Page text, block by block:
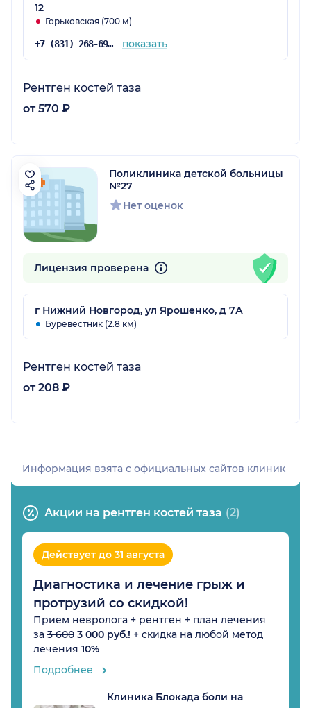
12
Горьковская (700 м)
+7 (831) 268-69-90 показать
Рентген костей таза
от 570 ₽
Поликлиника детской больницы
№27
Нет оценок
Лицензия проверена
г Нижний Новгород, ул Ярошенко, д 7А
Буревестник (2.8 км)
Рентген костей таза
от 208 ₽
Акции на рентген костей таза (2)
Действует до 31 августа
Диагностика и лечение грыж и
протрузий со скидкой!
Прием невролога + рентген + план лечения
за 3 600 3 000 руб.! + скидка на любой метод
лечения 10%
Подробнее
Клиника Блокада боли на
Информация взята c официальных сайтов клиник